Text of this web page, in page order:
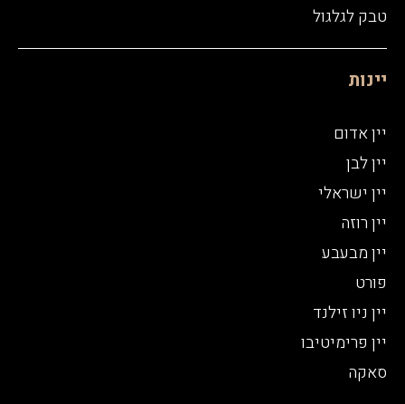
טבק לגלגול
יינות
יין אדום
יין לבן
יין ישראלי
יין רוזה
יין מבעבע
פורט
יין ניו זילנד
יין פרימיטיבו
סאקה